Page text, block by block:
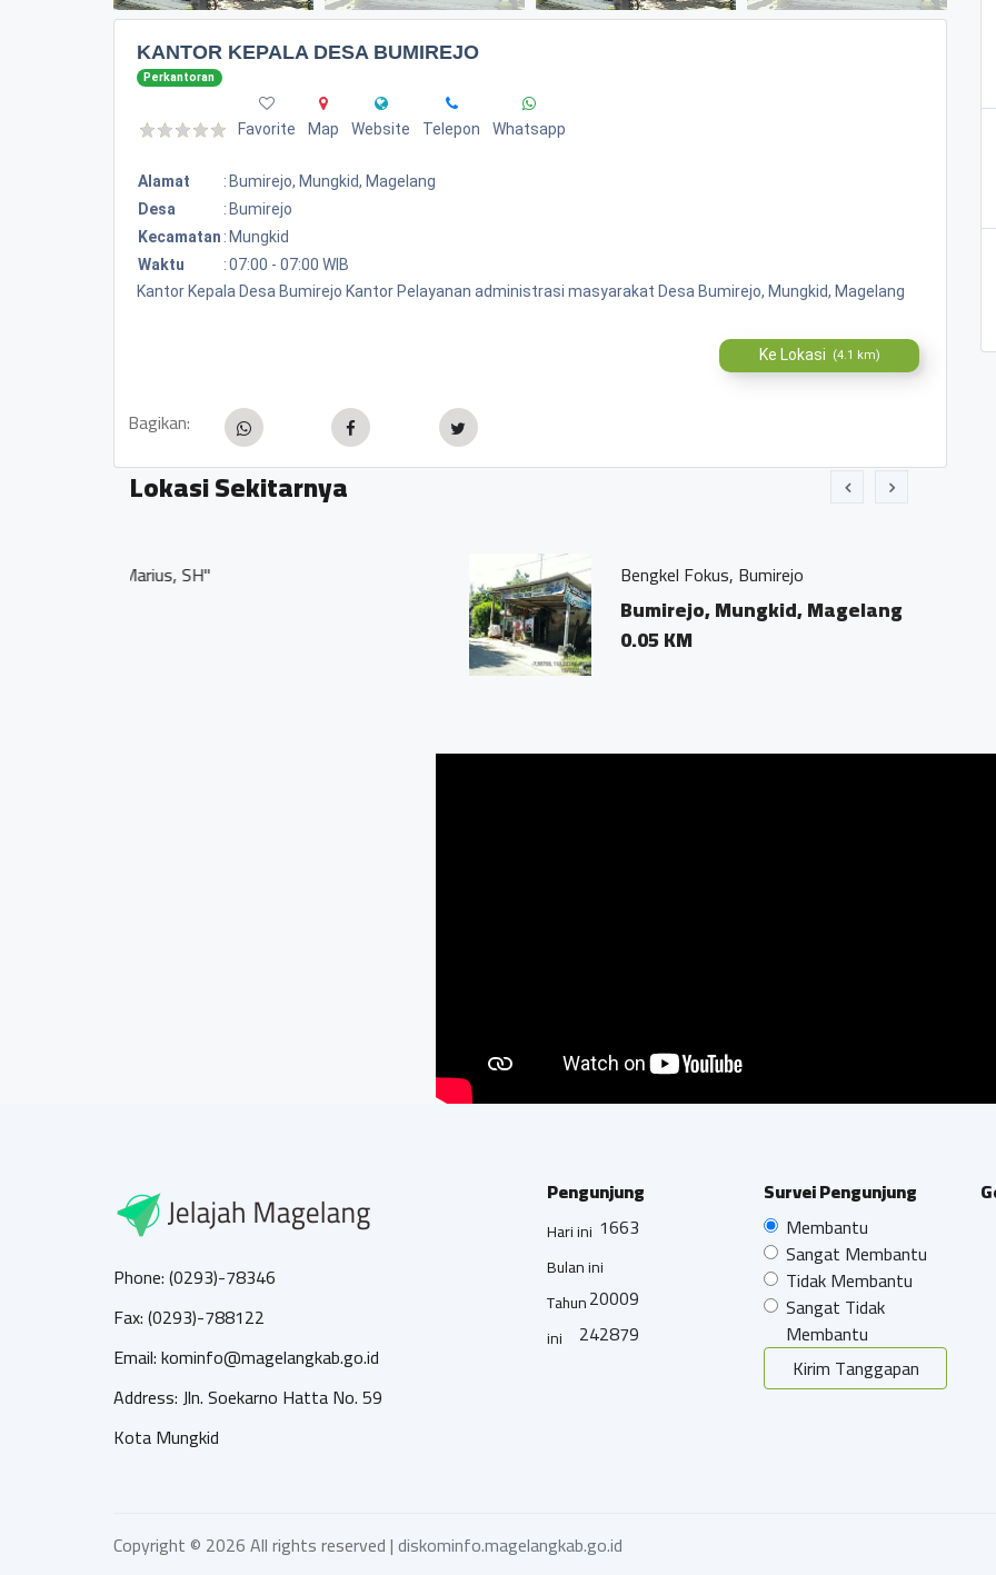
KANTOR KEPALA DESA BUMIREJO
Perkantoran
Favorite Map Website Telepon Whatsapp
Alamat : Bumirejo, Mungkid, Magelang
Desa
: Bumirejo
Kecamatan : Mungkid
Waktu
:07:00 - 07:00 WIB
Kantor Kepala Desa Bumirejo Kantor Pelayanan administrasi masyarakat Desa Bumirejo, Mungkid, Magelang
Ke Lokasi (4.1 km)
Bagikan:
Lokasi Sekitarnya
Bumirejo, Mungkid, Magelang
Phone: (0293)-78346
Fax: (0293)-788122
Email: kominfo@magelangkab.go.id
Address: Jln. Soekarno Hatta No. 59
Kota Mungkid
Pengunjung
Hari ini 1663
Bulan ini
20009
Tahun
ini
242879
Survei Pengunjung
Membantu
Sangat Membantu
Tidak Membantu
Sangat Tidak
Membantu
Kirim Tanggapan
Copyright © 2026 All rights reserved |diskominfo.magelangkab.go.id